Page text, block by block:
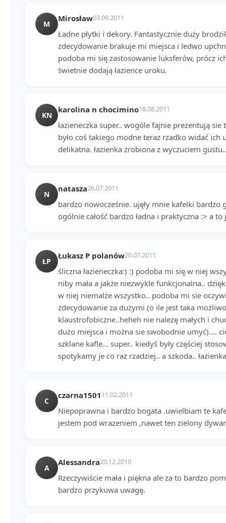
M
Mirosław03.09.2011
Ładne płytki i dekory. Fantastycznie duży
zdecydowanie brakuje mi miejsca i ledwo
podoba mi się zastosowanie luksferów, prócz
świetnie dodają łazience uroku.
KN
karolina n chocimino18.08.2011
łazieneczka super.. wogóle fajnie prezentują
było coś takiego modne teraz rzadko widać ich
delikatna. łazienka zrobiona z wyczuciem
N
natasza26.07.2011
bardzo nowocześnie. ujęły mnie kafelki bardzo
ogólnie całość bardzo ładna i praktyczna :> a to
ŁP
Łukasz P polanów20.07.2011
śliczna łazieneczka:) :) podoba mi się w niej
niby mała a jakże niezwykle funkcjonalna..
w niej niemalże wszystko.. podoba mi sie
zdecydowanie za dużymi (o ile jest taka
klaustrofobiczne..heheh nie nalezę małych i
dużo miejsca i można sie swobodnie umyć)....
szklane kafle... super.. kiedyś były częściej
spotykamy je co raz rzadziej.. a szkoda..
C
czarna150111.02.2011
Niepoprawna i bardzo bogata .uwielbiam te
jestem pod wrazeniem ,nawet ten zielony
A
Alessandra20.12.2010
Rzeczywiście mała i piękna ale za to bardzo
bardzo przykuwa uwagę.